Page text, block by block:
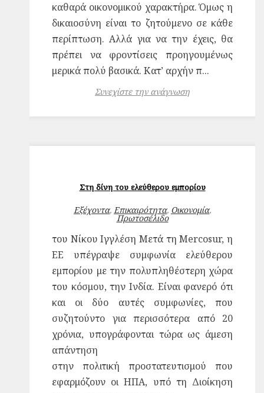
καθαρά οικονομικού χαρακτήρα. Όμως η
δικαιοσύνη είναι το ζητούμενο σε κάθε
περίπτωση. Αλλά για να την έχεις, θα
πρέπει να φροντίσεις προηγουμένως
μερικά πολύ βασικά. Κατ’ αρχήν π...
Συνεχίστε την ανάγνωση
Στη δίνη του ελεύθερου εμπορίου
Εξέχοντα, Επικαιρότητα, Οικονομία,
Πρωτοσέλιδο
του Νίκου Ιγγλέση Μετά τη Mercosur, η
ΕΕ υπέγραψε συμφωνία ελεύθερου
εμπορίου με την πολυπληθέστερη χώρα
του κόσμου, την Ινδία. Είναι φανερό ότι
και οι δύο αυτές συμφωνίες, που
συζητούντο για περισσότερα από 20
χρόνια, υπογράφονται τώρα ως άμεση
απάντηση
στην πολιτική προστατευτισμού που
εφαρμόζουν οι ΗΠΑ, υπό τη Διοίκηση